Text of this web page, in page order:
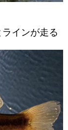
インが走る